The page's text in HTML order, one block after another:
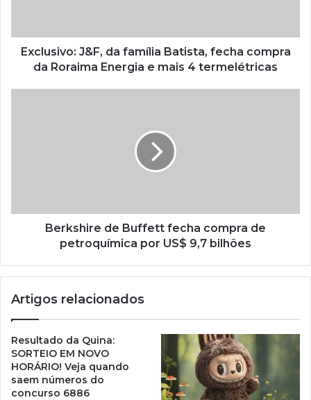
Exclusivo: J&F, da família Batista, fecha compra
da Roraima Energia e mais 4 termelétricas
Berkshire de Buffett fecha compra de
petroquímica por US$ 9,7 bilhões
Artigos relacionados
Resultado da Quina:
SORTEIO EM NOVO
HORÁRIO! Veja quando
saem números do
concurso 6886